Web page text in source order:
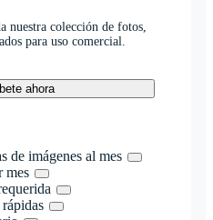
nuestra colección de fotos,
para uso comercial.
ahora
de imágenes al mes
mes